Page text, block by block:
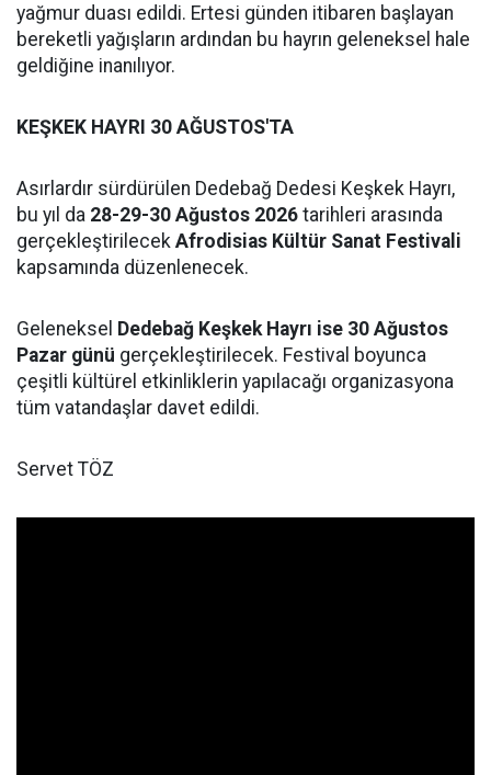
yağmur duası edildi. Ertesi günden itibaren başlayan
bereketli yağışların ardından bu hayrın geleneksel hale
geldiğine inanılıyor.
KEŞKEK HAYRI 30 AĞUSTOS'TA
Asırlardır sürdürülen Dedebağ Dedesi Keşkek Hayrı,
bu yıl da 28-29-30 Ağustos 2026 tarihleri arasında
gerçekleştirilecek Afrodisias Kültür Sanat Festivali
kapsamında düzenlenecek.
Geleneksel Dedebağ Keşkek Hayrı ise 30 Ağustos
Pazar günü gerçekleştirilecek. Festival boyunca
çeşitli kültürel etkinliklerin yapılacağı organizasyona
tüm vatandaşlar davet edildi.
Servet TÖZ